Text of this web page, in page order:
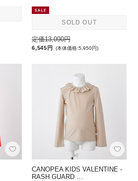
SOLD OUT
定価13,090円
6,545円 (本体価格:5,950円)
CANOPEA KIDS VALENTINE -
RASH GUARD …